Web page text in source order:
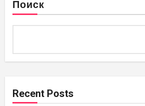
Поиск
Recent Posts